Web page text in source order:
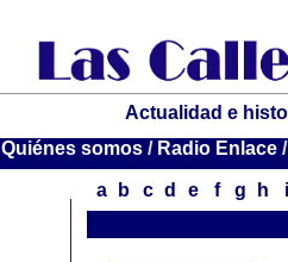
Quiénes somos / Radio Enlace /
Actualidad e
a b c d e f g h i